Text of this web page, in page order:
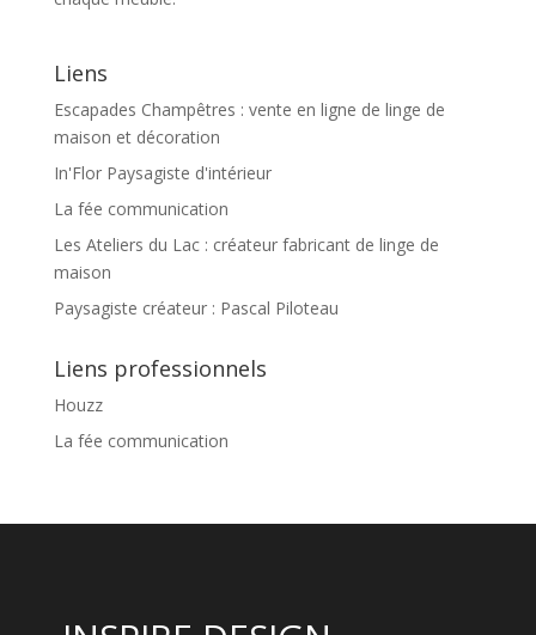
Liens
Escapades Champêtres : vente en ligne de linge de
maison et décoration
In'Flor Paysagiste d'intérieur
La fée communication
Les Ateliers du Lac : créateur fabricant de linge de
maison
Paysagiste créateur : Pascal Piloteau
Liens professionnels
Houzz
La fée communication